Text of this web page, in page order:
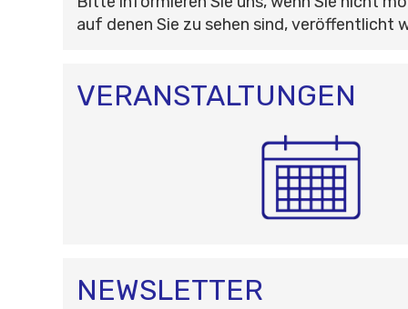
auf denen Sie zu sehen sind, veröffentlicht
VERANSTALTUNGEN
NEWSLETTER